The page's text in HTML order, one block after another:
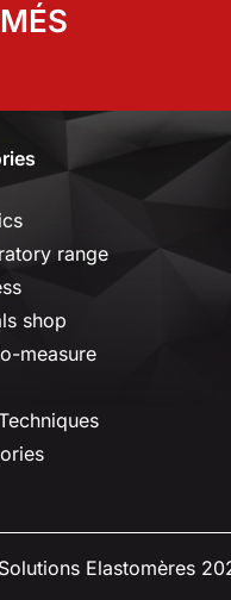
range
shop
measure
Elastomères